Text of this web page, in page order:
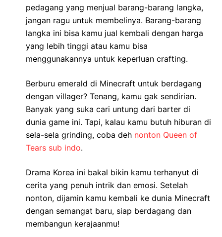
pedagang yang menjual barang-barang langka,
jangan ragu untuk membelinya. Barang-barang
langka ini bisa kamu jual kembali dengan harga
yang lebih tinggi atau kamu bisa
menggunakannya untuk keperluan crafting.
Berburu emerald di Minecraft untuk berdagang
dengan villager? Tenang, kamu gak sendirian.
Banyak yang suka cari untung dari barter di
dunia game ini. Tapi, kalau kamu butuh hiburan di
sela-sela grinding, coba deh nonton Queen of
Tears sub indo.
Drama Korea ini bakal bikin kamu terhanyut di
cerita yang penuh intrik dan emosi. Setelah
nonton, dijamin kamu kembali ke dunia Minecraft
dengan semangat baru, siap berdagang dan
membangun kerajaanmu!